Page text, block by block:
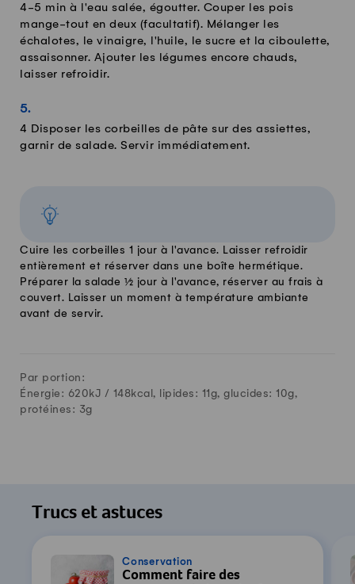
4-5 min à l'eau salée, égoutter. Couper les pois
mange-tout en deux (facultatif). Mélanger les
échalotes, le vinaigre, l'huile, le sucre et la ciboulette,
assaisonner. Ajouter les légumes encore chauds,
laisser refroidir.
4 Disposer les corbeilles de pâte sur des assiettes,
garnir de salade. Servir immédiatement.
Cuire les corbeilles 1 jour à l'avance. Laisser refroidir
entièrement et réserver dans une boîte hermétique.
Préparer la salade ½ jour à l'avance, réserver au frais à
couvert. Laisser un moment à température ambiante
avant de servir.
Par portion:
Énergie: 620kJ / 148kcal, lipides: 11 g, glucides: 10g,
protéines: 3g
Trucs et astuces
Conservation
Comment faire des